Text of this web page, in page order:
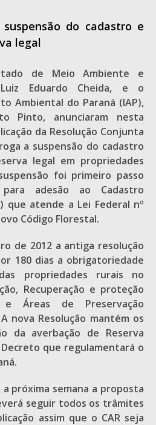
do cadastro e
legal
de Meio Ambiente e
Eduardo Cheida, e o
Ambiental do Paraná (IAP),
Pinto, anunciaram nesta
da Resolução Conjunta
a suspensão do cadastro
legal em propriedades
foi primeiro passo
adesão ao Cadastro
que atende a Lei Federal nº
Código Florestal.
de 2012 a antiga resolução
180 dias a obrigatoriedade
propriedades rurais no
Recuperação e proteção
Áreas de Preservação
nova Resolução mantém os
da averbação de Reserva
que regulamentará o
próxima semana a proposta
seguir todos os trâmites
assim que o CAR seja